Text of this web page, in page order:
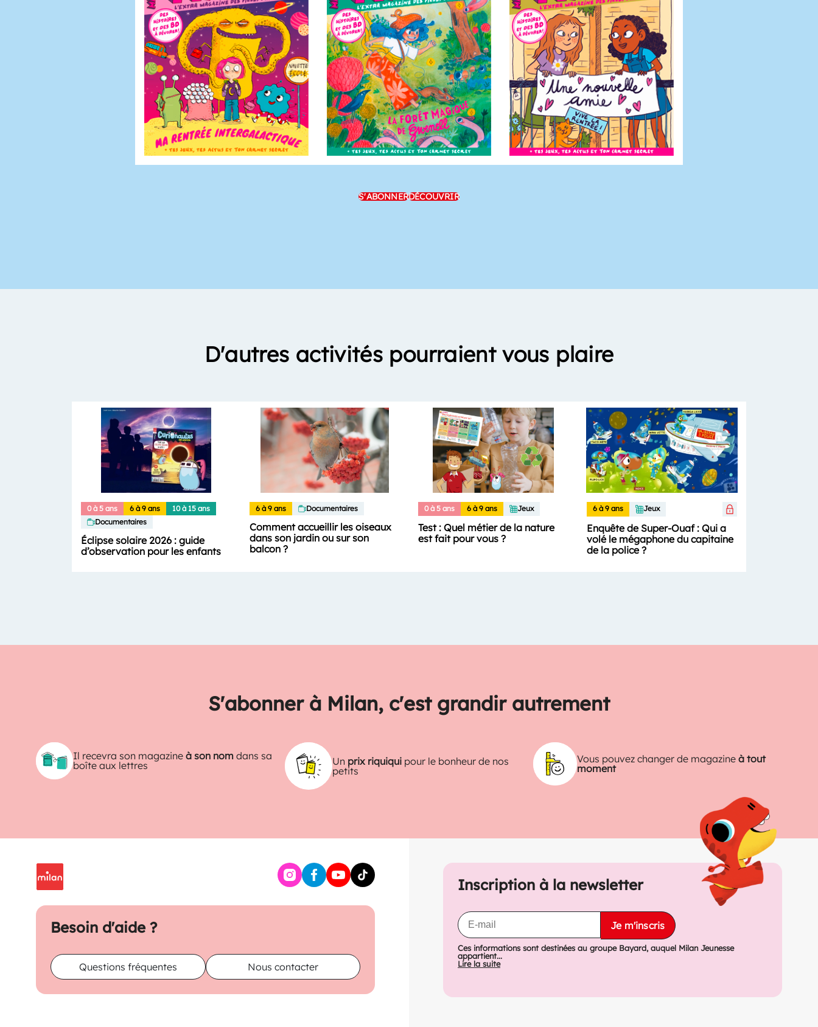
S'ABONNERDÉCOUVRIR
D'autres activités pourraient vous plaire
0 à 5 ans 6 à 9 ans
10 à 15 ans
Documentaires
Éclipse solaire 2026 : guide
d’observation pour les enfants
6 à 9 ans Documentaires
Comment accueillir les oiseaux
dans son jardin ou sur son
balcon ?
0 à 5 ans 6 à 9 ans Jeux
Test : Quel métier de la nature
est fait pour vous ?
6 à 9 ans Jeux
Enquête de Super-Ouaf : Qui a
volé le mégaphone du capitaine
de la police ?
S'abonner à Milan, c'est grandir autrement
Il recevra son magazineà son nom dans sa
boîte aux lettres
Un prix riquiqui pour le bonheur de nos
petits
Vous pouvez changer de magazine à tout
moment
Besoin d'aide ?
Questions fréquentes Nous contacter
Inscription à la newsletter
Je m'inscris
Ces informations sont destinées au groupe Bayard, auquel Milan Jeunesse
appartient...
Lire la suite